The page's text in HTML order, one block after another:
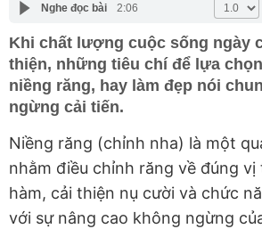
Nghe đọc bài 2:06
Khi chất lượng cuộc sống ngày
thiện, những tiêu chí để lựa
niềng răng, hay làm đẹp nói
ngừng cải tiến.
Niềng răng (chỉnh nha) là một
nhằm điều chỉnh răng về đúng
hàm, cải thiện nụ cười và chức
với sự nâng cao không ngừng